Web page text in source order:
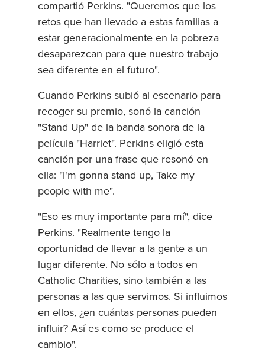
compartió Perkins. "Queremos que los
retos que han llevado a estas familias a
estar generacionalmente en la pobreza
desaparezcan para que nuestro trabajo
sea diferente en el futuro".
Cuando Perkins subió al escenario para
recoger su premio, sonó la canción
"Stand Up" de la banda sonora de la
película "Harriet". Perkins eligió esta
canción por una frase que resonó en
ella: "I'm gonna stand up, Take my
people with me".
"Eso es muy importante para mí", dice
Perkins. "Realmente tengo la
oportunidad de llevar a la gente a un
lugar diferente. No sólo a todos en
Catholic Charities, sino también a las
personas a las que servimos. Si influimos
en ellos, ¿en cuántas personas pueden
influir? Así es como se produce el
cambio".